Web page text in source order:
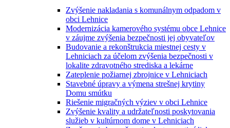
Zvýšenie nakladania s komunálnym odpadom v
obci Lehnice
Modernizácia kamerového systému obce Lehnice
v záujme zvýšenia bezpečnosti jej obyvateľov
Budovanie a rekonštrukcia miestnej cesty v
Lehniciach za účelom zvýšenia bezpečnosti v
lokalite zdravotného strediska a lekárne
Zateplenie požiarnej zbrojnice v Lehniciach
Stavebné úpravy a výmena strešnej krytiny
Domu smútku
Riešenie migračných výziev v obci Lehnice
Zvýšenie kvality a udržateľnosti poskytovania
služieb v kultúrnom dome v Lehniciach